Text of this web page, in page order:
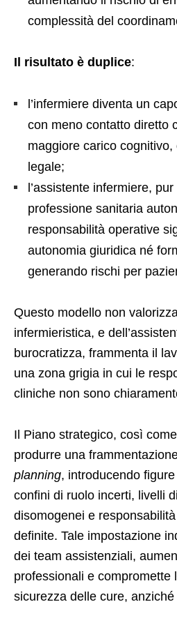
complessità del
Il risultato è duplice:
l’infermiere diventa un
con meno contatto diretto
maggiore carico
legale;
l’assistente infermiere,
professione sanitaria
responsabilità operative
autonomia giuridica né
generando rischi per
Questo modello non
infermieristica, e
burocratizza, frammenta il
una zona grigia in cui le
cliniche non sono
Il Piano strategico, così
produrre una
planning, introducendo
confini di ruolo incerti, livelli
disomogenei e
definite. Tale impostazione
dei team assistenziali,
professionali e compromette
sicurezza delle cure,